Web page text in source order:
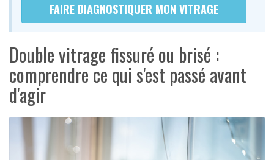
FAIRE DIAGNOSTIQUER MON VITRAGE
Double vitrage fissuré ou brisé :
comprendre ce qui s'est passé avant
d'agir